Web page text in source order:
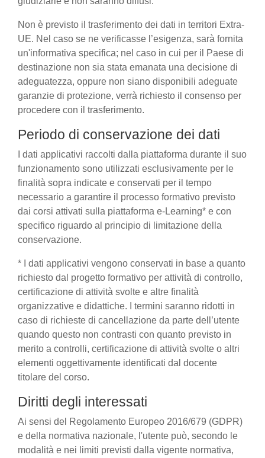
Non è previsto il trasferimento dei dati in territori Extra-
UE. Nel caso se ne verificasse l’esigenza, sarà fornita
un'informativa specifica; nel caso in cui per il Paese di
destinazione non sia stata emanata una decisione di
adeguatezza, oppure non siano disponibili adeguate
garanzie di protezione, verrà richiesto il consenso per
procedere con il trasferimento.
Periodo di conservazione dei dati
I dati applicativi raccolti dalla piattaforma durante il suo
funzionamento sono utilizzati esclusivamente per le
finalità sopra indicate e conservati per il tempo
necessario a garantire il processo formativo previsto
dai corsi attivati sulla piattaforma e-Learning* e con
specifico riguardo al principio di limitazione della
conservazione.
* I dati applicativi vengono conservati in base a quanto
richiesto dal progetto formativo per attività di controllo,
certificazione di attività svolte e altre finalità
organizzative e didattiche. I termini saranno ridotti in
caso di richieste di cancellazione da parte dell’utente
quando questo non contrasti con quanto previsto in
merito a controlli, certificazione di attività svolte o altri
elementi oggettivamente identificati dal docente
titolare del corso.
Diritti degli interessati
Ai sensi del Regolamento Europeo 2016/679 (GDPR)
e della normativa nazionale, l'utente può, secondo le
modalità e nei limiti previsti dalla vigente normativa,